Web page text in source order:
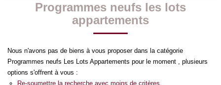
GÉRER
NOTRE AGENCE
Sélectionnez...
Type de bien
Surface min
Créer une alerte
Programmes neufs les lots
appartements
Nous n'avons pas de biens à vous proposer dans la catégorie
Programmes neufs Les Lots Appartements pour le moment , plusieurs
options s'offrent à vous :
Re-soumettre la recherche avec moins de critères.